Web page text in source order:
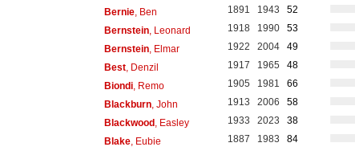
Bernie, Ben 1891 1943
52
Bernstein, Leonard 1918 1990
53
Bernstein, Elmar 1922 2004
49
Best, Denzil 1917 1965
48
Biondi, Remo 1905 1981
66
Blackburn, John 1913 2006
58
Blackwood, Easley 1933 2023
38
Blake, Eubie 1887 1983
84